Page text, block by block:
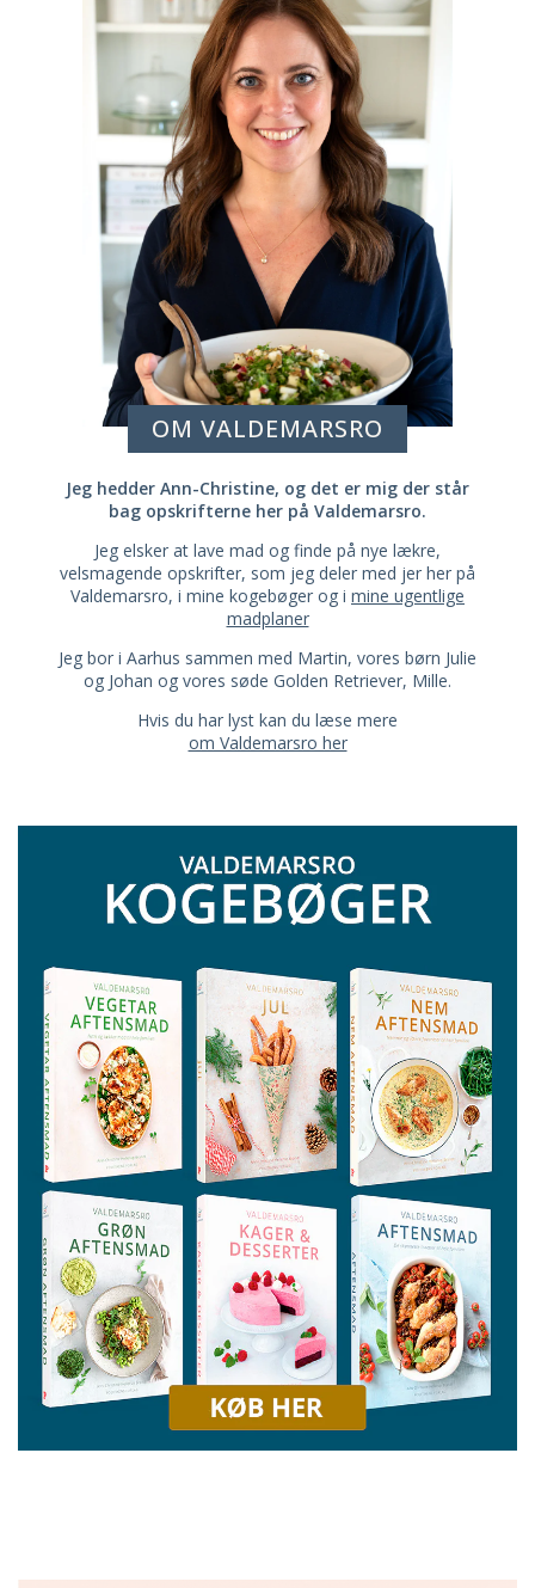
OM VALDEMARSRO
Jeg hedder Ann-Christine, og det er mig der står
bag opskrifterne her på Valdemarsro.
Jeg elsker at lave mad og finde på nye lækre,
velsmagende opskrifter, som jeg deler med jer her på
Valdemarsro, i mine kogebøger og i mine ugentlige
madplaner
Jeg bor i Aarhus sammen med Martin, vores børn Julie
og Johan og vores søde Golden Retriever, Mille.
Hvis du har lyst kan du læse mere
om Valdemarsro her